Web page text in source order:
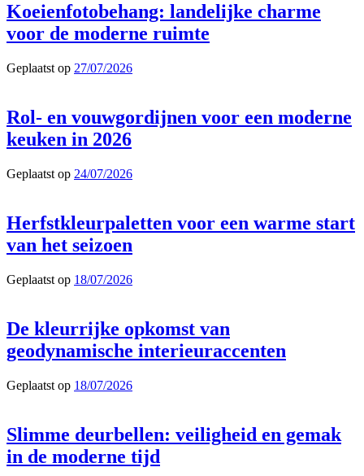
Koeienfotobehang: landelijke charme
voor de moderne ruimte
Geplaatst op 27/07/2026
Rol- en vouwgordijnen voor een moderne
keuken in 2026
Geplaatst op 24/07/2026
Herfstkleurpaletten voor een warme start
van het seizoen
Geplaatst op 18/07/2026
De kleurrijke opkomst van
geodynamische interieuraccenten
Geplaatst op 18/07/2026
Slimme deurbellen: veiligheid en gemak
in de moderne tijd